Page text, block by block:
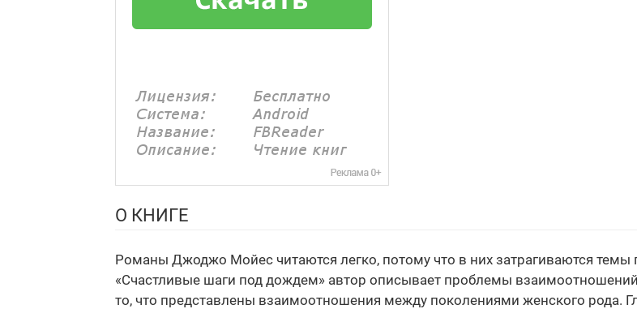
О КНИГЕ
Романы Джоджо Мойес читаются легко, потому что в них затрагиваются
«Счастливые шаги под дождем» автор описывает проблемы
то, что представлены взаимоотношения между поколениями женского рода.